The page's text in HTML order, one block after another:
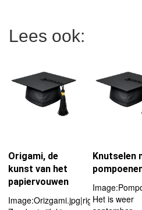
Lees ook:
Origami, de
kunst van het
papiervouwen
Knutselen
Het is weer